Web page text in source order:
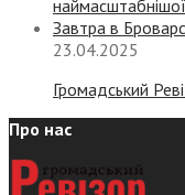
Завтра в
23.04.2025
Громадський
Про нас